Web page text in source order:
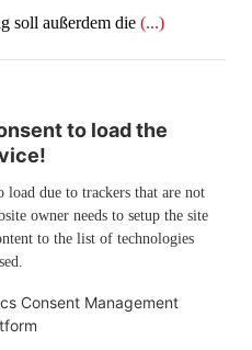
soll außerdem die (...)
to load the
due to trackers that are not
owner needs to setup the site
to the list of technologies
Consent Management